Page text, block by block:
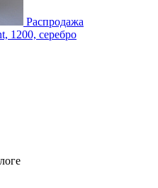
Распродажа
1200, серебро